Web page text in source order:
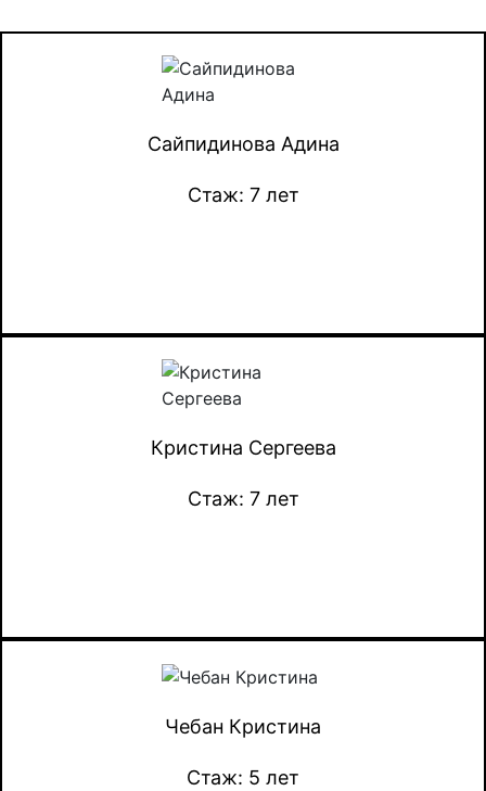
Сайпидинова Адина
Стаж: 7 лет
Кристина Сергеева
Стаж: 7 лет
Чебан Кристина
Стаж: 5 лет